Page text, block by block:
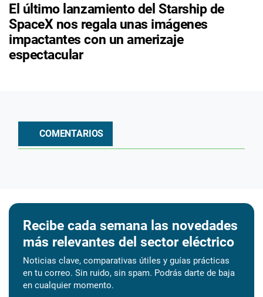
El último lanzamiento del Starship de
SpaceX nos regala unas imágenes
impactantes con un amerizaje
espectacular
COMENTARIOS
Recibe cada semana las novedades
más relevantes del sector eléctrico
Noticias clave, comparativas útiles y guías prácticas
en tu correo. Sin ruido, sin spam. Podrás darte de baja
en cualquier momento.